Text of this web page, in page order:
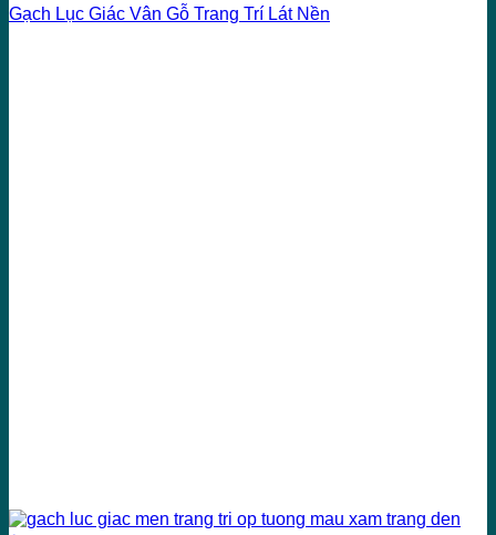
Gạch Lục Giác Vân Gỗ Trang Trí Lát Nền